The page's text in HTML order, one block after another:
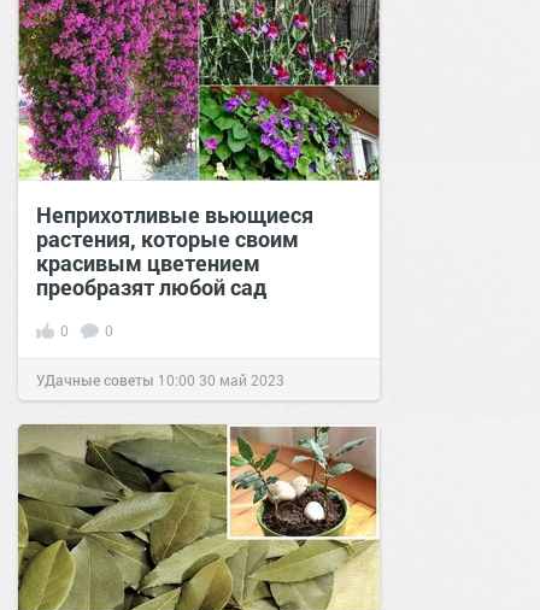
Неприхотливые вьющиеся
растения, которые своим
красивым цветением
преобразят любой сад
0 0
УДачные советы 10:00 30 май 2023